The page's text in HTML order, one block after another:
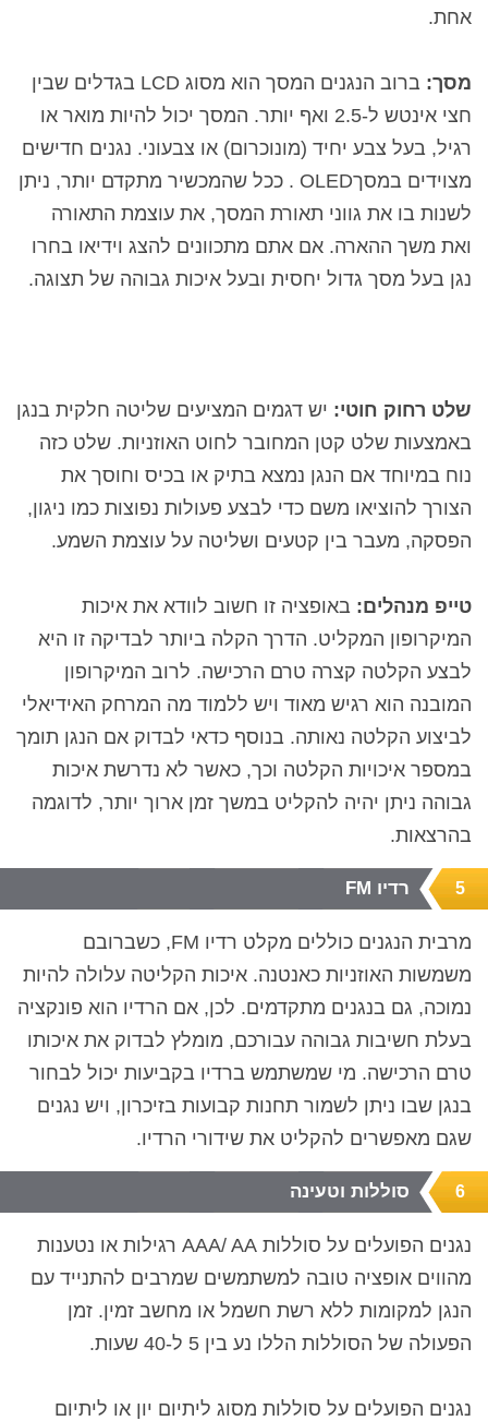
אחת.
מסך: ברוב הנגנים המסך הוא מסוג LCD בגדלים שבין
חצי אינטש ל-2.5 ואף יותר. המסך יכול להיות מואר או
רגיל, בעל צבע יחיד (מונוכרום) או צבעוני. נגנים חדישים
מצוידים במסךOLED
. ככל שהמכשיר מתקדם יותר, ניתן
לשנות בו את גווני תאורת המסך, את עוצמת התאורה
ואת משך ההארה. אם אתם מתכוונים להצג וידיאו בחרו
נגן בעל מסך גדול יחסית ובעל איכות גבוהה של תצוגה.
שלט רחוק חוטי: יש דגמים המציעים שליטה חלקית בנגן
באמצעות שלט קטן המחובר לחוט האוזניות. שלט כזה
נוח במיוחד אם הנגן נמצא בתיק או בכיס וחוסך את
הצורך להוציאו משם כדי לבצע פעולות נפוצות כמו ניגון,
הפסקה, מעבר בין קטעים ושליטה על עוצמת השמע.
טייפ מנהלים: באופציה זו חשוב לוודא את איכות
המיקרופון המקליט. הדרך הקלה ביותר לבדיקה זו היא
לבצע הקלטה קצרה טרם הרכישה. לרוב המיקרופון
המובנה הוא רגיש מאוד ויש ללמוד מה המרחק האידיאלי
לביצוע הקלטה נאותה. בנוסף כדאי לבדוק אם הנגן תומך
במספר איכויות הקלטה וכך, כאשר לא נדרשת איכות
גבוהה ניתן יהיה להקליט במשך זמן ארוך יותר, לדוגמה
בהרצאות.
5 רדיו FM
מרבית הנגנים כוללים מקלט רדיו FM, כשברובם
משמשות האוזניות כאנטנה. איכות הקליטה עלולה להיות
נמוכה, גם בנגנים מתקדמים. לכן, אם הרדיו הוא פונקציה
בעלת חשיבות גבוהה עבורכם, מומלץ לבדוק את איכותו
טרם הרכישה. מי שמשתמש ברדיו בקביעות יכול לבחור
בנגן שבו ניתן לשמור תחנות קבועות בזיכרון, ויש נגנים
שגם מאפשרים להקליט את שידורי הרדיו.
6 סוללות וטעינה
נגנים הפועלים על סוללות AAA/ AA
רגילות או נטענות
מהווים אופציה טובה למשתמשים שמרבים להתנייד עם
הנגן למקומות ללא רשת חשמל או מחשב זמין. זמן
הפעולה של הסוללות הללו נע בין 5 ל-40 שעות.
נגנים הפועלים על סוללות מסוג ליתיום יון או ליתיום